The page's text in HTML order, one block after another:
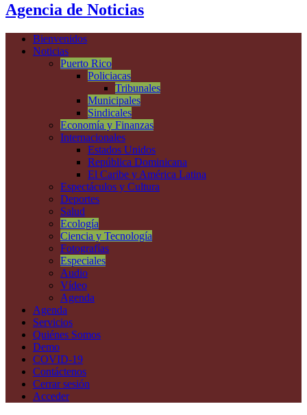
Agencia de Noticias
Bienvenidos
Noticias
Puerto Rico
Policiacas
Tribunales
Municipales
Sindicales
Economía y Finanzas
Internacionales
Estados Unidos
República Dominicana
El Caribe y América Latina
Espectáculos y Cultura
Deportes
Salud
Ecología
Ciencia y Tecnología
Fotografías
Especiales
Audio
Vídeo
Agenda
Agenda
Servicios
Quiénes Somos
Demo
COVID-19
Contáctenos
Cerrar sesión
Acceder